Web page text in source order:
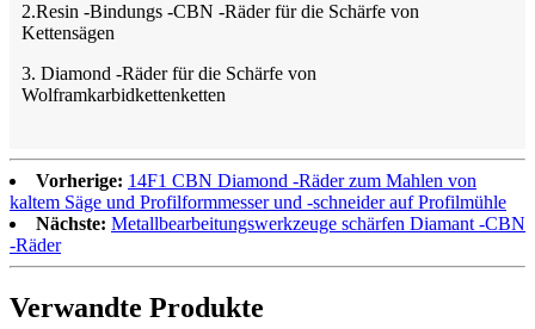
2.Resin -Bindungs ​​-CBN -Räder für die Schärfe von
Kettensägen
3. Diamond -Räder für die Schärfe von
Wolframkarbidkettenketten
Vorherige: 14F1 CBN Diamond -Räder zum Mahlen von
kaltem Säge und Profilformmesser und -schneider auf Profilmühle
Nächste: Metallbearbeitungswerkzeuge schärfen Diamant -CBN
-Räder
Verwandte Produkte